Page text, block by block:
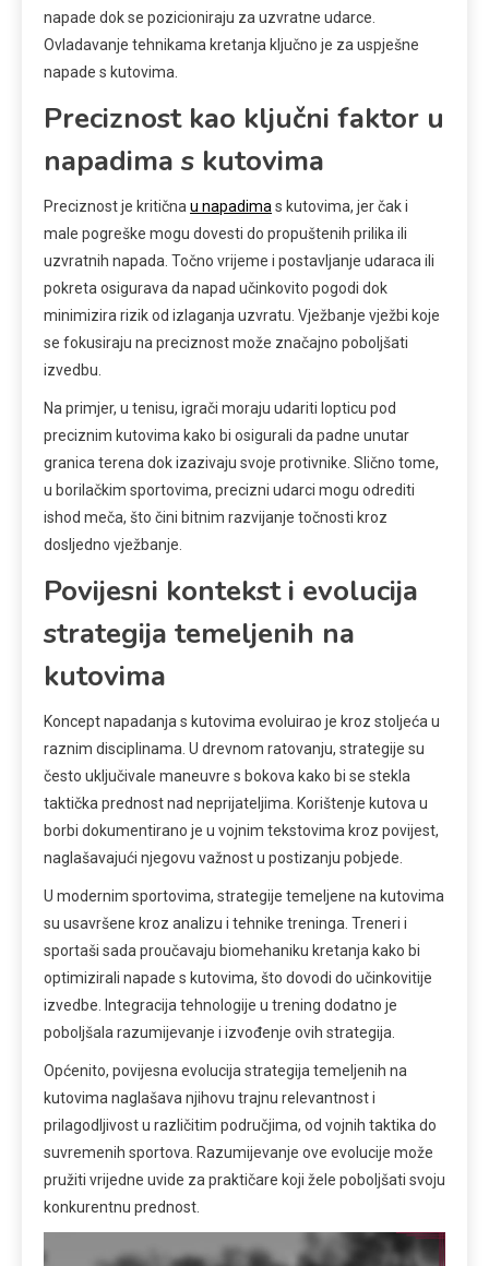
napade dok se pozicioniraju za uzvratne udarce.
Ovladavanje tehnikama kretanja ključno je za uspješne
napade s kutovima.
Preciznost kao ključni faktor u
napadima s kutovima
Preciznost je kritična u napadima s kutovima, jer čak i
male pogreške mogu dovesti do propuštenih prilika ili
uzvratnih napada. Točno vrijeme i postavljanje udaraca ili
pokreta osigurava da napad učinkovito pogodi dok
minimizira rizik od izlaganja uzvratu. Vježbanje vježbi koje
se fokusiraju na preciznost može značajno poboljšati
izvedbu.
Na primjer, u tenisu, igrači moraju udariti lopticu pod
preciznim kutovima kako bi osigurali da padne unutar
granica terena dok izazivaju svoje protivnike. Slično tome,
u borilačkim sportovima, precizni udarci mogu odrediti
ishod meča, što čini bitnim razvijanje točnosti kroz
dosljedno vježbanje.
Povijesni kontekst i evolucija
strategija temeljenih na
kutovima
Koncept napadanja s kutovima evoluirao je kroz stoljeća u
raznim disciplinama. U drevnom ratovanju, strategije su
često uključivale maneuvre s bokova kako bi se stekla
taktička prednost nad neprijateljima. Korištenje kutova u
borbi dokumentirano je u vojnim tekstovima kroz povijest,
naglašavajući njegovu važnost u postizanju pobjede.
U modernim sportovima, strategije temeljene na kutovima
su usavršene kroz analizu i tehnike treninga. Treneri i
sportaši sada proučavaju biomehaniku kretanja kako bi
optimizirali napade s kutovima, što dovodi do učinkovitije
izvedbe. Integracija tehnologije u trening dodatno je
poboljšala razumijevanje i izvođenje ovih strategija.
Općenito, povijesna evolucija strategija temeljenih na
kutovima naglašava njihovu trajnu relevantnost i
prilagodljivost u različitim područjima, od vojnih taktika do
suvremenih sportova. Razumijevanje ove evolucije može
pružiti vrijedne uvide za praktičare koji žele poboljšati svoju
konkurentnu prednost.